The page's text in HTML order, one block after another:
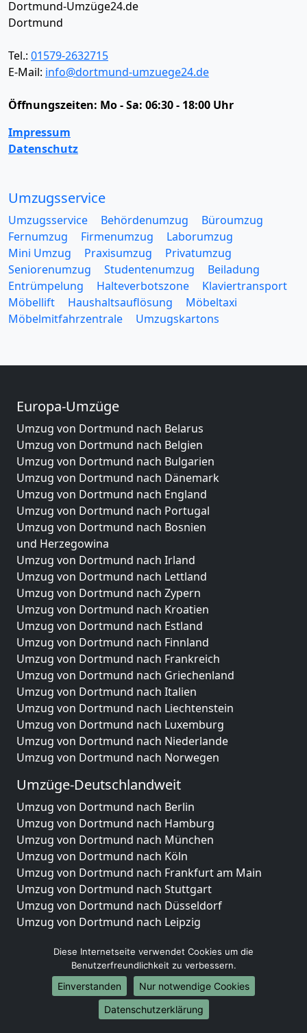
Dortmund-Umzüge24.de
Dortmund
Tel.: 01579-2632715
E-Mail: info@dortmund-umzuege24.de
Öffnungszeiten: Mo - Sa: 06:30 - 18:00 Uhr
Impressum
Datenschutz
Umzugsservice
Umzugsservice Behördenumzug
Büroumzug
Fernumzug
Firmenumzug
Laborumzug
Mini Umzug
Praxisumzug
Privatumzug
Seniorenumzug
Studentenumzug
Beiladung
Entrümpelung
Halteverbotszone
Klaviertransport
Möbellift
Haushaltsauflösung
Möbeltaxi
Möbelmitfahrzentrale
Umzugskartons
Europa-Umzüge
Umzug von Dortmund nach Belarus
Umzug von Dortmund nach Belgien
Umzug von Dortmund nach Bulgarien
Umzug von Dortmund nach Dänemark
Umzug von Dortmund nach England
Umzug von Dortmund nach Portugal
Umzug von Dortmund nach Bosnien
und Herzegowina
Umzug von Dortmund nach Irland
Umzug von Dortmund nach Lettland
Umzug von Dortmund nach Zypern
Umzug von Dortmund nach Kroatien
Umzug von Dortmund nach Estland
Umzug von Dortmund nach Finnland
Umzug von Dortmund nach Frankreich
Umzug von Dortmund nach Griechenland
Umzug von Dortmund nach Italien
Umzug von Dortmund nach Liechtenstein
Umzug von Dortmund nach Luxemburg
Umzug von Dortmund nach Niederlande
Umzug von Dortmund nach Norwegen
Umzüge-Deutschlandweit
Umzug von Dortmund nach Berlin
Umzug von Dortmund nach Hamburg
Umzug von Dortmund nach München
Umzug von Dortmund nach Köln
Umzug von Dortmund nach Frankfurt am Main
Umzug von Dortmund nach Stuttgart
Umzug von Dortmund nach Düsseldorf
Umzug von Dortmund nach Leipzig
Umzug von Dortmund nach Essen
Umzug von Dortmund nach Bremen
Umzug von Dortmund nach Dresden
Umzug von Dortmund nach Hannover
Umzug von Dortmund nach Nürnberg
Diese Internetseite verwendet Cookies um die
Benutzerfreundlichkeit zu verbessern.
Einverstanden
Nur notwendige Cookies
Datenschutzerklärung